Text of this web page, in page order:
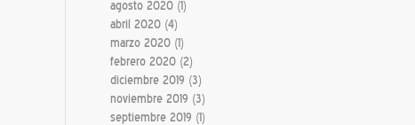
agosto 2020 (1)
abril 2020 (4)
marzo 2020 (1)
febrero 2020 (2)
diciembre 2019 (3)
noviembre 2019 (3)
septiembre 2019 (1)